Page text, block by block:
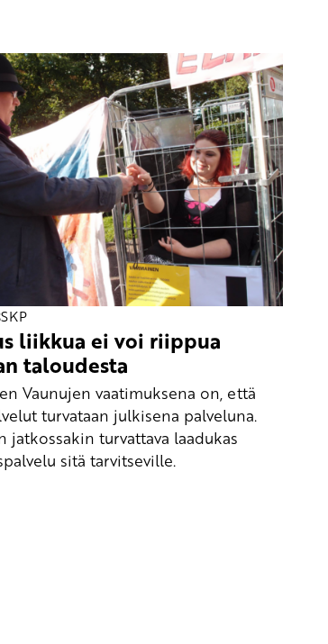
SKP
liikkua ei voi riippua
taloudesta
Vaunujen vaatimuksena on, että
turvataan julkisena palveluna.
jatkossakin turvattava laadukas
sitä tarvitseville.